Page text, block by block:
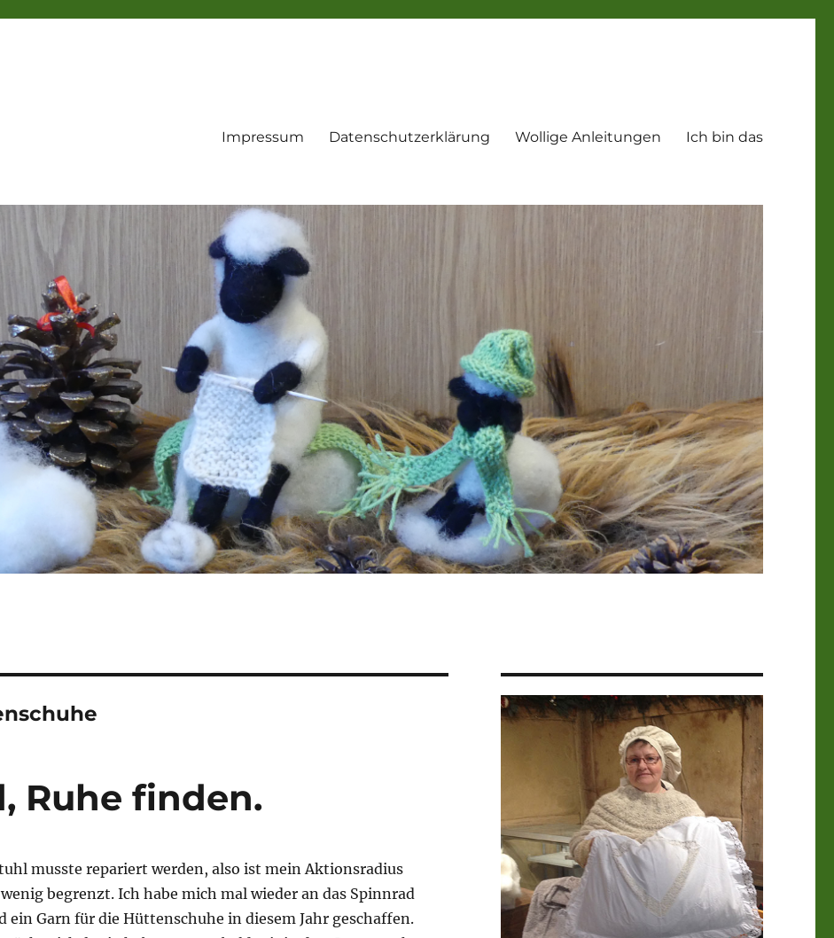
Impressum Datenschutzerklärung Wollige Anleitungen Ich bin das
Ruhe finden.
musste repariert werden, also ist mein Aktionsradius
begrenzt. Ich habe mich mal wieder an das Spinnrad
ein Garn für die Hüttenschuhe in diesem Jahr geschaffen.